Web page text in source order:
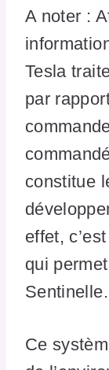
A noter :
Tesla
par
constitue
effet,
qui
Sentinelle.
Ce